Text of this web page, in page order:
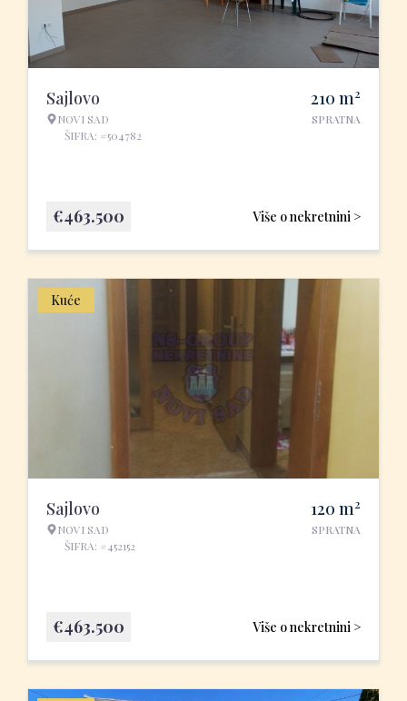
Sajlovo
NOVI SAD
ŠIFRA: #504782
210 m2
SPRATNA
Više o nekretnini >
€463.500
Kuće
Sajlovo
NOVI SAD
ŠIFRA: #452152
120 m2
SPRATNA
Više o nekretnini >
€463.500